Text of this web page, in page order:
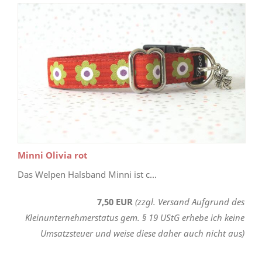
Minni Olivia rot
Das Welpen Halsband Minni ist c...
7,50 EUR (zzgl. Versand Aufgrund des
Kleinunternehmerstatus gem. § 19 UStG erhebe ich keine
Umsatzsteuer und weise diese daher auch nicht aus)